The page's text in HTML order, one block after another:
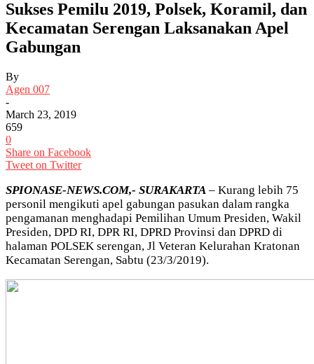
Sukses Pemilu 2019, Polsek, Koramil, dan
Kecamatan Serengan Laksanakan Apel
Gabungan
By
Agen 007
-
March 23, 2019
659
0
Share on Facebook
Tweet on Twitter
SPIONASE-NEWS.COM,- SURAKARTA – Kurang lebih 75
personil mengikuti apel gabungan pasukan dalam rangka
pengamanan menghadapi Pemilihan Umum Presiden, Wakil
Presiden, DPD RI, DPR RI, DPRD Provinsi dan DPRD di
halaman POLSEK serengan, Jl Veteran Kelurahan Kratonan
Kecamatan Serengan, Sabtu (23/3/2019).